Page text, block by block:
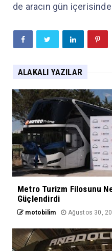
de aracın gün
ALAKALI YAZILAR
Metro Turizm Filosunu
Güçlendirdi
motobilim Ağustos 30,